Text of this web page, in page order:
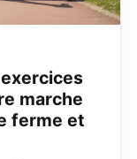
marche
ferme et